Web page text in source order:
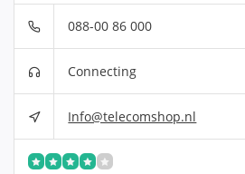
088-00 86 000
Connecting
Info@telecomshop.nl